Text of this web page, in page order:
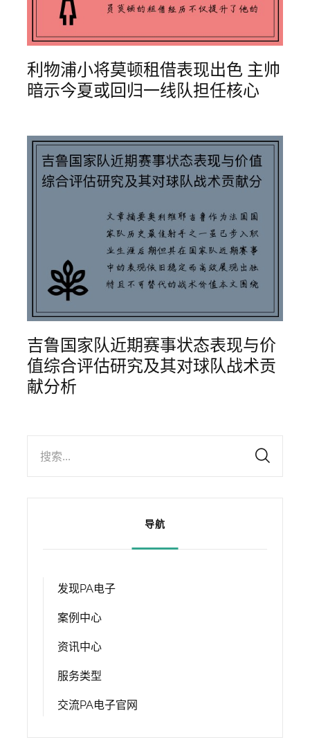
利物浦小将莫顿租借表现出色 主帅
暗示今夏或回归一线队担任核心
吉鲁国家队近期赛事状态表现与价
值综合评估研究及其对球队战术贡
献分析
搜索...
导航
发现PA电子
案例中心
资讯中心
服务类型
交流PA电子官网